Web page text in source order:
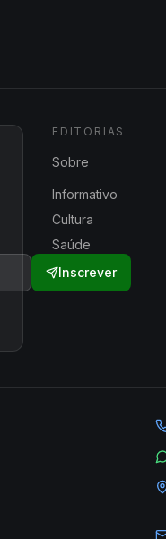
Inscrever
EDITORIAS
Sobre
Informativo
Cultura
Saúde